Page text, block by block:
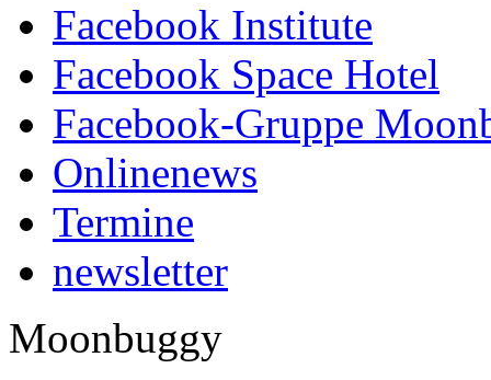
Facebook Institute
Facebook Space Hotel
Facebook-Gruppe
Onlinenews
Termine
newsletter
Moonbuggy